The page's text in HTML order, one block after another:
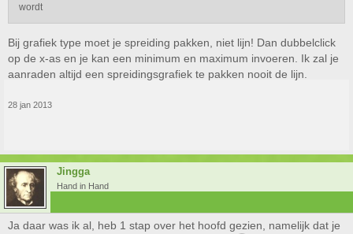
wordt
Bij grafiek type moet je spreiding pakken, niet lijn! Dan dubbelclick
op de x-as en je kan een minimum en maximum invoeren. Ik zal je
aanraden altijd een spreidingsgrafiek te pakken nooit de lijn.
28 jan 2013
Jingga
Hand in Hand
Ja daar was ik al, heb 1 stap over het hoofd gezien, namelijk dat je